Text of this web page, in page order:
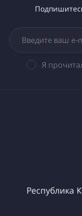
Я
Республика